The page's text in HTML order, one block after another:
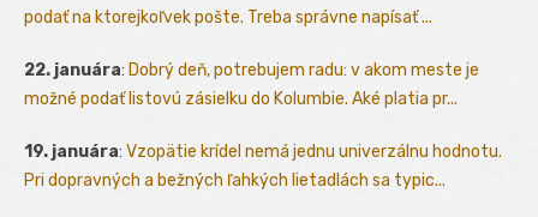
podať na ktorejkoľvek pošte. Treba správne napísať ...
22. januára: Dobrý deň, potrebujem radu: v akom meste je
možné podať listovú zásielku do Kolumbie. Aké platia pr...
19. januára: Vzopätie krídel nemá jednu univerzálnu hodnotu.
Pri dopravných a bežných ľahkých lietadlách sa typic...